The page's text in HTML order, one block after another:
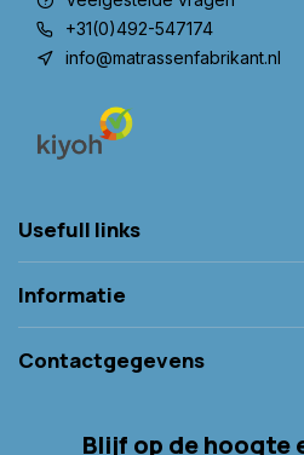
+31(0)492-547174
info@matrassenfabrikant.nl
Usefull links
Informatie
Contactgegevens
Blijf op de hoogte